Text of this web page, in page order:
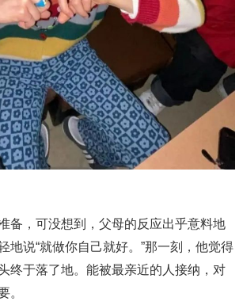
备，可没想到，父母的反应出乎意料地
地说“就做你自己就好。”那一刻，他觉得
终于落了地。能被最亲近的人接纳，对
。